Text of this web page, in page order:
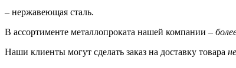
– нержавеющая сталь.
В ассортименте металлопроката нашей компании –
Наши клиенты могут сделать заказ на доставку товара